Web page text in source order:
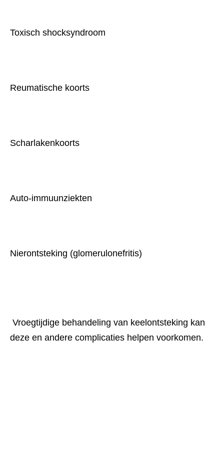
Toxisch shocksyndroom
Reumatische koorts
Scharlakenkoorts
Auto-immuunziekten
Nierontsteking (glomerulonefritis)
deze en andere complicaties helpen voorkomen.